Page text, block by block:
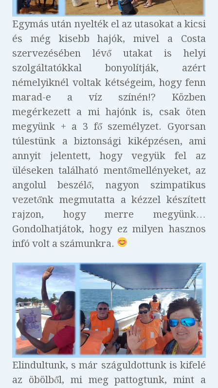
Egymás után nyelték el az utasokat a kicsi
és még kisebb hajók, mivel a Costa
szervezésében lévő utakat is helyi
szolgáltatókkal bonyolítják, azért
némelyiknél voltak kétségeim, hogy fenn
marad-e a víz színén!? Közben
megérkezett a mi hajónk is, csak öten
megyünk + a 3 fő személyzet. Gyorsan
túlestünk a biztonsági kiképzésen, ami
annyit jelentett, hogy vegyük fel az
üléseken található mentőmellényeket, az
angolul beszélő, nagyon szimpatikus
vezetőnk megmutatta a kézzel készített
rajzon, hogy merre megyünk…
Gondolhatjátok, hogy ez milyen hasznos
infó volt a számunkra.
Elindultunk, s már száguldottunk is kifelé
az öbölből, mi meg pattogtunk, mint a